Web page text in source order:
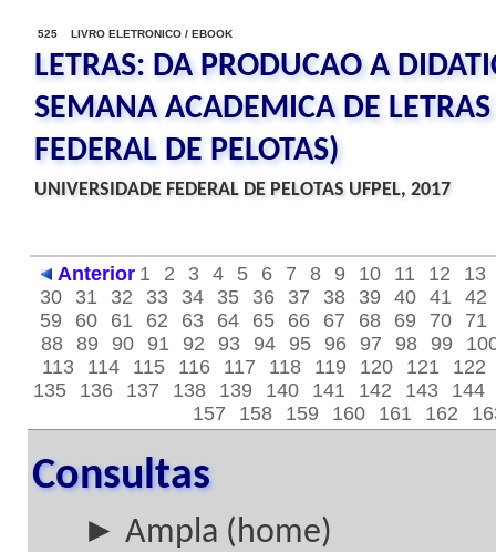
525 LIVRO ELETRONICO / EBOOK
LETRAS: DA PRODUCAO A
SEMANA ACADEMICA DE
FEDERAL DE PELOTAS)
UNIVERSIDADE FEDERAL DE PELOTAS UFPEL, 2017
Anterior 1 2 3 4 5 6 7 8 9 10 11 12
13
30
31 32 33 34 35 36 37 38 39 40 41
42
59
60 61 62 63 64 65 66 67 68 69 70
71
88 89 90 91 92 93 94 95 96 97 98 99
113
114 115 116 117 118 119 120 121
122
135
136 137 138 139 140 141 142 143
144
157
158 159 160 161 162
Consultas
► Ampla (home)